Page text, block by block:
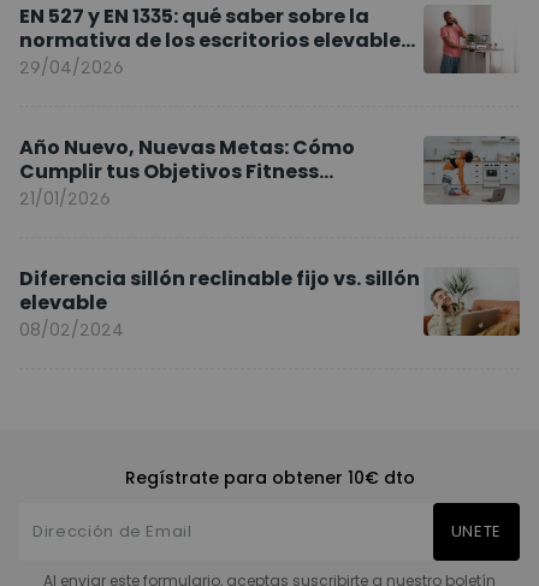
EN 527 y EN 1335: qué saber sobre la
normativa de los escritorios elevables
y sillas ergonómicas
29/04/2026
Año Nuevo, Nuevas Metas: Cómo
Cumplir tus Objetivos Fitness
Entrenando en Casa
21/01/2026
Diferencia sillón reclinable fijo vs. sillón
elevable
08/02/2024
Regístrate para obtener 10€ dto
UNETE
Al enviar este formulario, aceptas suscribirte a nuestro boletín